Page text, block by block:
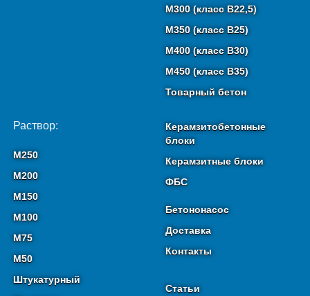
М300 (класс B22,5)
М350 (класс B25)
М400 (класс B30)
М450 (класс B35)
Товарный бетон
Раствор:
М250
М200
М150
М100
М75
М50
Штукатурный
Керамзитобетонные
блоки
Керамзитные блоки
ФБС
Бетононасос
Доставка
Контакты
Статьи